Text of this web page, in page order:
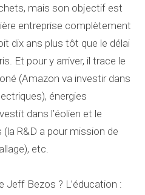
mais son objectif est
entreprise complètement
dix ans plus tôt que le délai
Et pour y arriver, il trace le
(Amazon va investir dans
énergies
dans l’éolien et le
R&D a pour mission de
etc.
Jeff Bezos ? L’éducation :